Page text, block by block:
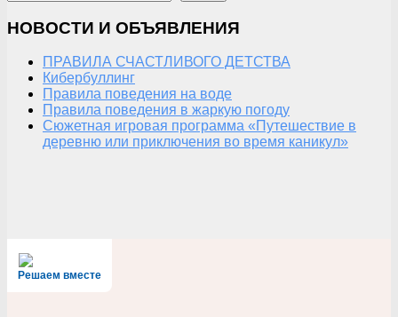
НОВОСТИ И ОБЪЯВЛЕНИЯ
ПРАВИЛА СЧАСТЛИВОГО ДЕТСТВА
Кибербуллинг
Правила поведения на воде
Правила поведения в жаркую погоду
Сюжетная игровая программа «Путешествие в
деревню или приключения во время каникул»
Решаем вместе